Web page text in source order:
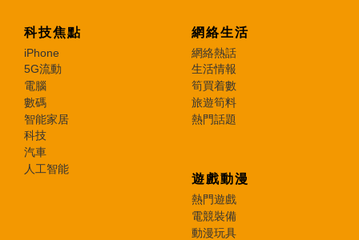
科技焦點
iPhone
5G流動
電腦
數碼
智能家居
科技
汽車
人工智能
網絡生活
網絡熱話
生活情報
筍買着數
旅遊筍料
熱門話題
遊戲動漫
熱門遊戲
電競裝備
動漫玩具